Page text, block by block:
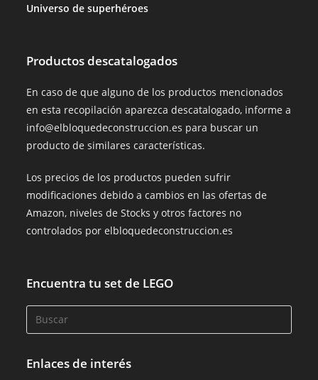
Universo de superhéroes
Productos descatalogados
En caso de que alguno de los productos mencionados
en esta recopilación aparezca descatalogado, informe a
info@elbloquedeconstruccion.es para buscar un
producto de similares características.
Los precios de los productos pueden sufrir
modificaciones debido a cambios en las ofertas de
Amazon, niveles de Stocks y otros factores no
controlados por elbloquedeconstruccion.es
Encuentra tu set de LEGO
Enlaces de interés